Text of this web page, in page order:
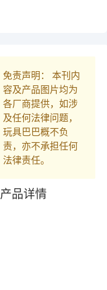
免责声明： 本刊内
容及产品图片均为
各厂商提供，如涉
及任何法律问题，
玩具巴巴概不负
责，亦不承担任何
法律责任。
产品详情